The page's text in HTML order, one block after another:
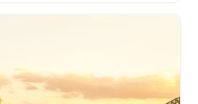
奧克蘭的美食…